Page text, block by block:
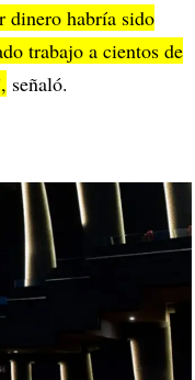
dinero habría sido
trabajo a cientos de
señaló.